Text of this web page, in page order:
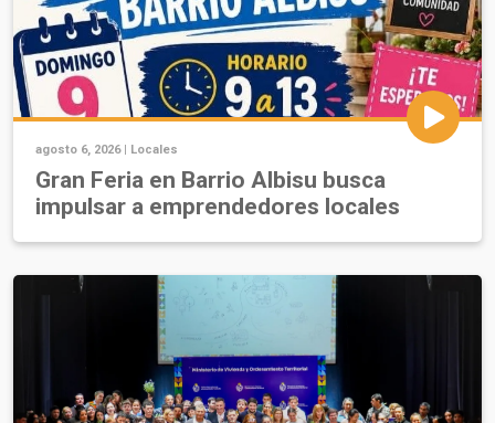
agosto 6, 2026 | Locales
Gran Feria en Barrio Albisu busca
impulsar a emprendedores locales